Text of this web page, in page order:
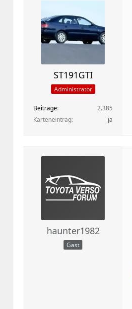
ST191GTI
Administrator
Beiträge
2.385
Karteneintrag
ja
haunter1982
Gast